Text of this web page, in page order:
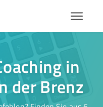
in
der Brenz